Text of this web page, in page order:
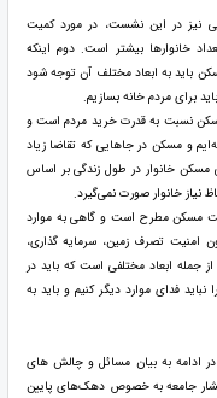
نیز در این نشست، در مورد کمیت
خانوارها بیشتر است. دوم اینکه
به ابعاد مختلف آن توجه شود
برای مردم خانه بسازیم.
نسبت به قدرت خرید مردم است و
و مسکن در جاهایی که تقاضا زیاد
خانوار در طول زندگی بر اساس
خانوار صورت نمی‌گیرد.
مسکن مطرح است و گاهی به موارد
تصرف زمین، سرمایه گذاری،
جمله ابعاد مختلفی است که باید در
فدای موارد دیگر کنیم و باید به
ادامه به بیان مسائل و چالش های
جامعه به خصوص دهک‌های پایین